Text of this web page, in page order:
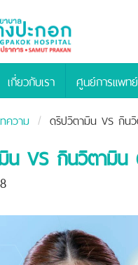
เกี่ยวกับเรา ศูนย์การแพทย์
ความ ดริปวิตามิน VS กิน
น VS กินวิตามิน